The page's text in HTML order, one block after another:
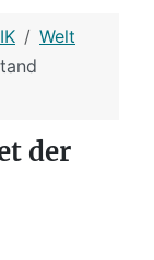
Welt
der